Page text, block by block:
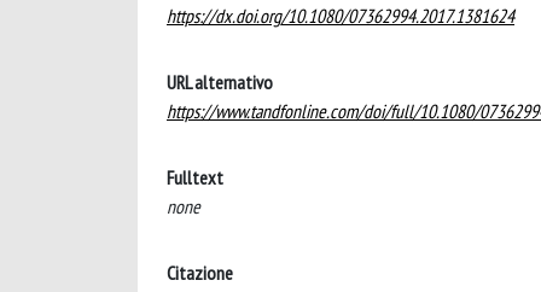
https://dx.doi.org/10.1080/07362994.2017.1381624
URL alternativo
https://www.tandfonline.com/doi/full/10.1080/
Fulltext
none
Citazione